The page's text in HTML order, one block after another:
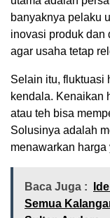
banyaknya pelaku
inovasi produk dan
agar usaha tetap
Selain itu, fluktuasi
kendala. Kenaikan
atau teh bisa
Solusinya adalah
menawarkan harga
Baca Juga :
Semua